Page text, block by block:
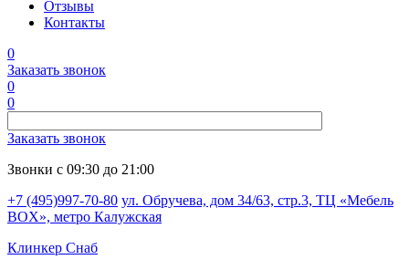
Отзывы
Контакты
0
Заказать звонок
0
0
Заказать звонок
Звонки с 09:30 до 21:00
+7 (495)997-70-80 ул. Обручева, дом 34/63, стр.3, ТЦ «Мебель
BOX», метро Калужская
Клинкер Снаб